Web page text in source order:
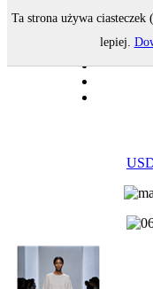
Ta strona używa ciasteczek
lepiej.